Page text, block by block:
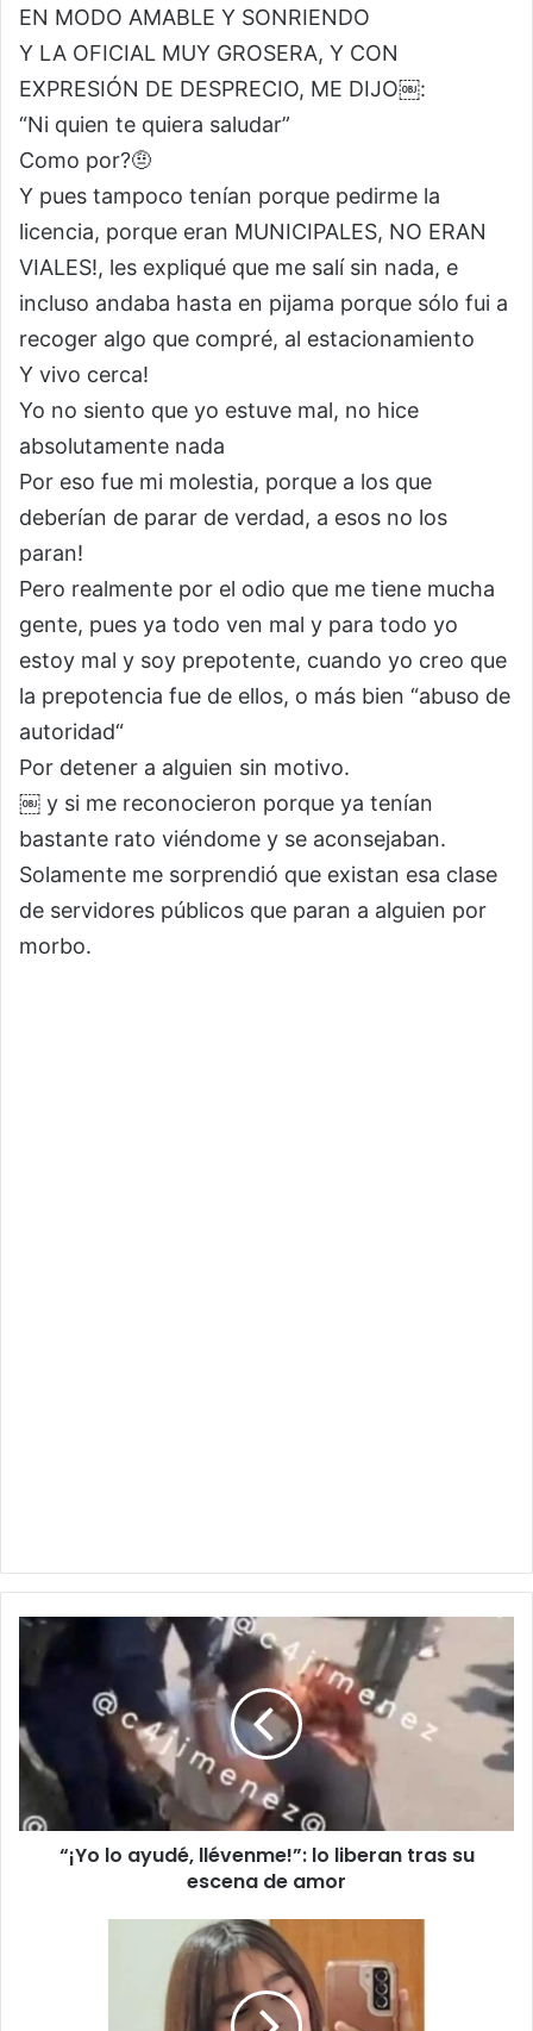
EN MODO AMABLE Y SONRIENDO
Y LA OFICIAL MUY GROSERA, Y CON
EXPRESIÓN DE DESPRECIO, ME DIJO￼:
“Ni quien te quiera saludar”
Como por?🤨
Y pues tampoco tenían porque pedirme la
licencia, porque eran MUNICIPALES, NO ERAN
VIALES!, les expliqué que me salí sin nada, e
incluso andaba hasta en pijama porque sólo fui a
recoger algo que compré, al estacionamiento
Y vivo cerca!
Yo no siento que yo estuve mal, no hice
absolutamente nada
Por eso fue mi molestia, porque a los que
deberían de parar de verdad, a esos no los
paran!
Pero realmente por el odio que me tiene mucha
gente, pues ya todo ven mal y para todo yo
estoy mal y soy prepotente, cuando yo creo que
la prepotencia fue de ellos, o más bien “abuso de
autoridad“
Por detener a alguien sin motivo.
￼ y si me reconocieron porque ya tenían
bastante rato viéndome y se aconsejaban.
Solamente me sorprendió que existan esa clase
de servidores públicos que paran a alguien por
morbo.
“¡Yo
llévenme!”:
lo
liberan
tras
escena
“¡Yo lo ayudé, llévenme!”: lo liberan tras su
escena de amor